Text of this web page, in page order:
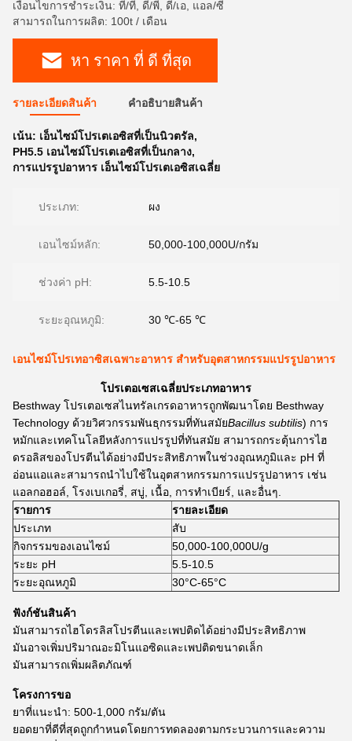
เงื่อนไขการชำระเงิน: ที/ที, ดี/พี, ดี/เอ, แอล/ซี
สามารถในการผลิต: 100t / เดือน
หา ราคา ที่ ดี ที่สุด
รายละเอียดสินค้า คําอธิบายสินค้า
เน้น: เอ็นไซม์โปรเตเอซิสที่เป็นนิวตรัล,
PH5.5 เอนไซม์โปรเตเอซิสที่เป็นกลาง,
การแปรรูปอาหาร เอ็นไซม์โปรเตเอซิสเฉลี่ย
ประเภท: ผง
เอนไซม์หลัก: 50,000-100,000U/กรัม
ช่วงค่า pH: 5.5-10.5
ระยะอุณหภูมิ: 30 ℃-65 ℃
เอนไซม์โปรเทอาซิสเฉพาะอาหาร สําหรับอุตสาหกรรมแปรรูปอาหาร
โปรเตอเซสเฉลี่ยประเภทอาหาร
Besthway โปรเตอเซสไนทรัลเกรดอาหารถูกพัฒนาโดย Besthway
Technology ด้วยวิศวกรรมพันธุกรรมที่ทันสมัยBacillus subtilis) การ
หมักและเทคโนโลยีหลังการแปรรูปที่ทันสมัย สามารถกระตุ้นการไฮ
ดรอลิสของโปรตีนได้อย่างมีประสิทธิภาพในช่วงอุณหภูมิและ pH ที่
อ่อนแอและสามารถนําไปใช้ในอุตสาหกรรมการแปรรูปอาหาร เช่น
แอลกอฮอล์, โรงเบเกอรี่, สบู่, เนื้อ, การทําเบียร์, และอื่นๆ.
รายการ
รายละเอียด
ประเภท
สับ
กิจกรรมของเอนไซม์
50,000-100,000U/g
ระยะ pH
5.5-10.5
ระยะอุณหภูมิ
30°C-65°C
ฟังก์ชันสินค้า
มันสามารถไฮโดรลิสโปรตีนและเพปติดได้อย่างมีประสิทธิภาพ
มันอาจเพิ่มปริมาณอะมิโนแอซิดและเพปติดขนาดเล็ก
มันสามารถเพิ่มผลิตภัณฑ์
โครงการขอ
ยาที่แนะนํา: 500-1,000 กรัม/ตัน
ยอดยาที่ดีที่สุดถูกกําหนดโดยการทดลองตามกระบวนการและความ